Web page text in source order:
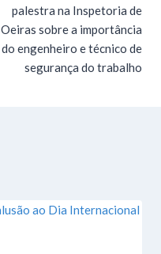
palestra na Inspetoria de
Oeiras sobre a importância
do engenheiro e técnico de
segurança do trabalho